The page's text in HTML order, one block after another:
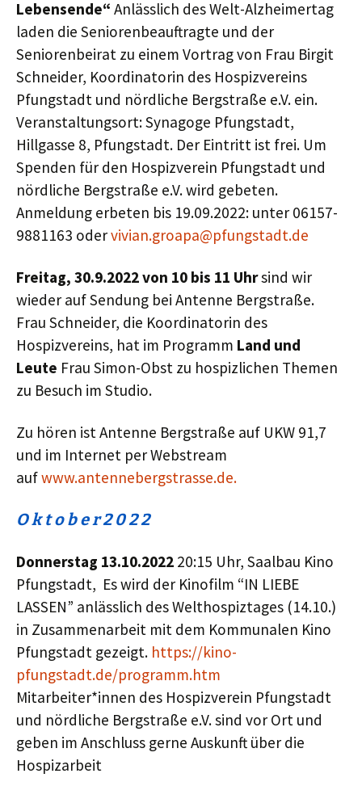
Lebensende“ Anlässlich des Welt-Alzheimertag
laden die Seniorenbeauftragte und der
Seniorenbeirat zu einem Vortrag von Frau Birgit
Schneider, Koordinatorin des Hospizvereins
Pfungstadt und nördliche Bergstraße e.V. ein.
Veranstaltungsort: Synagoge Pfungstadt,
Hillgasse 8, Pfungstadt. Der Eintritt ist frei. Um
Spenden für den Hospizverein Pfungstadt und
nördliche Bergstraße e.V. wird gebeten.
Anmeldung erbeten bis 19.09.2022: unter 06157-
9881163 odervivian.groapa@pfungstadt.de
Freitag, 30.9.2022 von 10 bis 11 Uhrsind wir
wieder auf Sendung bei Antenne Bergstraße.
Frau Schneider, die Koordinatorin des
Hospizvereins, hat im Programm Land und
Leute Frau Simon-Obst zu hospizlichen Themen
zu Besuch im Studio.
Zu hören ist Antenne Bergstraße auf UKW 91,7
und im Internet per Webstream
aufwww.antennebergstrasse.de.
O k t o b e r 2 022
Donnerstag 13.10.2022 20:15 Uhr, Saalbau Kino
Pfungstadt, Es wird der Kinofilm “IN LIEBE
LASSEN” anlässlich des Welthospiztages (14.10.)
in Zusammenarbeit mit dem Kommunalen Kino
Pfungstadt gezeigt. https://kino-
pfungstadt.de/programm.htm
Mitarbeiter*innen des Hospizverein Pfungstadt
und nördliche Bergstraße e.V. sind vor Ort und
geben im Anschluss gerne Auskunft über die
Hospizarbeit